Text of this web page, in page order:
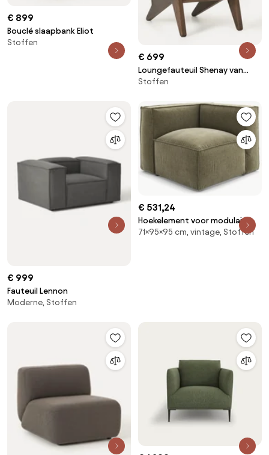
€ 899
Bouclé slaapbank Eliot
Stoffen
€ 699
Loungefauteuil Shenay van
essenhout met bouclé
Stoffen
€ 999
Fauteuil Lennon
Moderne, Stoffen
€ 531,24
Hoekelement voor modulaire
bank, in vintage ribfluweel,
71×95×95 cm, vintage, Stoffen